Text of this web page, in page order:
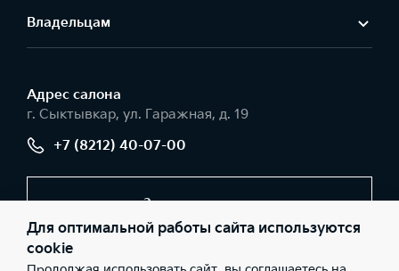
Владельцам
Адрес салонa
г. Сыктывкар, ул. Гаражная, д. 19
+7 (8212) 40-07-00
Заказать звонок
Для оптимальной работы сайта используются
cookie